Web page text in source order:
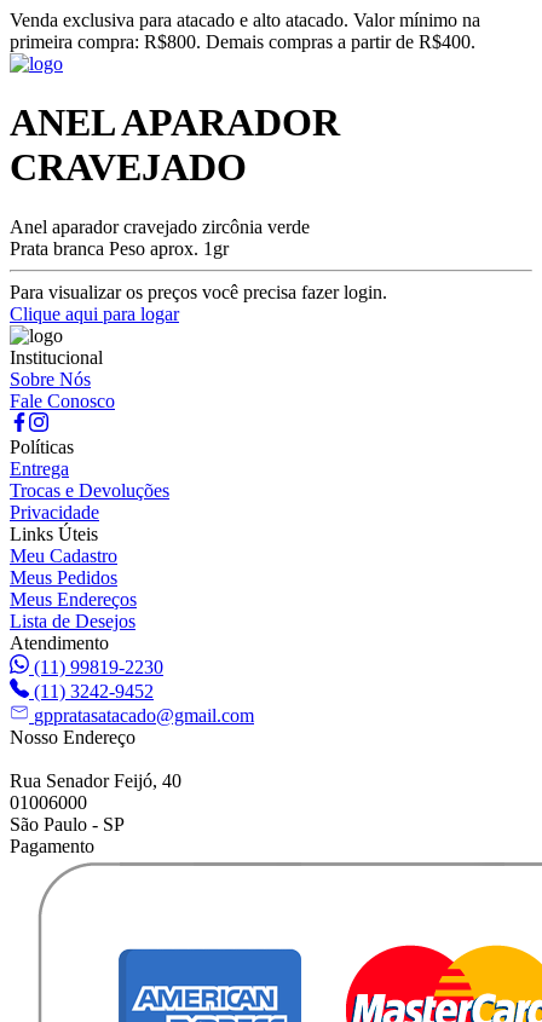
Venda exclusiva para atacado e alto atacado. Valor mínimo na
primeira compra: R$800. Demais compras a partir de R$400.
ANEL APARADOR
CRAVEJADO
Anel aparador cravejado zircônia verde
Prata branca Peso aprox. 1gr
Para visualizar os preços você precisa fazer login.
Clique aqui para logar
Institucional
Sobre Nós
Fale Conosco
Políticas
Entrega
Trocas e Devoluções
Privacidade
Links Úteis
Meu Cadastro
Meus Pedidos
Meus Endereços
Lista de Desejos
Atendimento
(11) 99819-2230
(11) 3242-9452
gppratasatacado@gmail.com
Nosso Endereço
Rua Senador Feijó, 40
01006000
São Paulo - SP
Pagamento